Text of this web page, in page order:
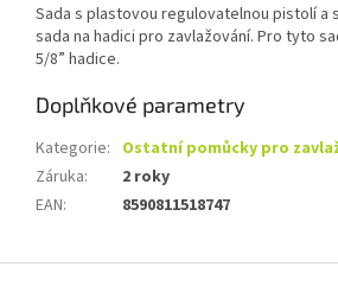
Sada s plastovou regulovatelnou pistolí a
sada na hadici pro zavlažování. Pro tyto
5/8” hadice.
Doplňkové parametry
Kategorie: Ostatní pomůcky pro
Záruka:
2 roky
EAN: 8590811518747